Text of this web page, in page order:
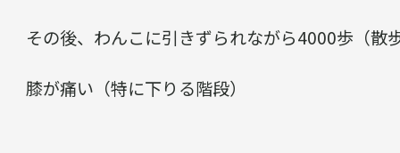
その後、わんこに引きずられながら4000歩（散
膝が痛い（特に下りる階段）